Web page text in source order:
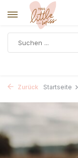
Zurück Startseite